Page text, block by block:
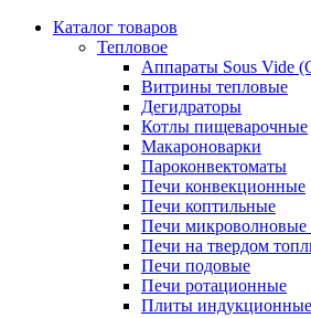
Каталог товаров
Тепловое
Аппараты Sous Vide
Витрины тепловые
Дегидраторы
Котлы пищеварочные
Макароноварки
Пароконвектоматы
Печи конвекционные
Печи коптильные
Печи
Печи на твердом
Печи подовые
Печи ротационные
Плиты индукционные